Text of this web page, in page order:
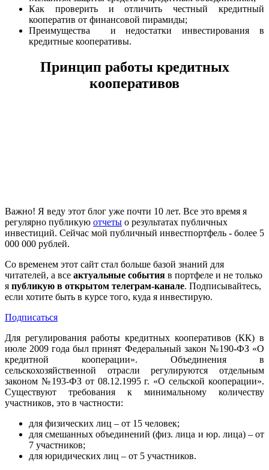
Как проверить и отличить честный кредитный
кооператив от финансовой пирамиды;
Преимущества и недостатки инвестирования в
кредитные кооперативы.
Принцип работы кредитных
кооперативов
Важно! Я веду этот блог уже почти 10 лет. Все это время я
регулярно публикую отчеты о результатах публичных
инвестиций. Сейчас мой публичный инвестпортфель - более 5
000 000 рублей.
Со временем этот сайт стал больше базой знаний для
читателей, а все актуальные события в портфеле и не только
я публикую в открытом телеграм-канале. Подписывайтесь,
если хотите быть в курсе того, куда я инвестирую.
Подписаться
Для регулирования работы кредитных кооперативов (КК) в
июле 2009 года был принят Федеральный закон №190-ФЗ «О
кредитной кооперации». Объединения в
сельскохозяйственной отрасли регулируются отдельным
законом №193-ФЗ от 08.12.1995 г. «О сельской кооперации».
Существуют требования к минимальному количеству
участников, это в частности:
для физических лиц – от 15 человек;
для смешанных объединений (физ. лица и юр. лица) – от
7 участников;
для юридических лиц – от 5 участников.